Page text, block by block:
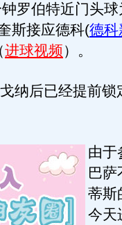
罗伯特近门头
斯接应德科(德科
进球视频）。
后已经提前锁
由于
巴萨
蒂斯
今天